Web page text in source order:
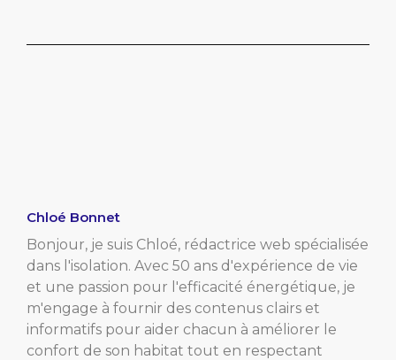
Chloé Bonnet
Bonjour, je suis Chloé, rédactrice web spécialisée
dans l'isolation. Avec 50 ans d'expérience de vie
et une passion pour l'efficacité énergétique, je
m'engage à fournir des contenus clairs et
informatifs pour aider chacun à améliorer le
confort de son habitat tout en respectant